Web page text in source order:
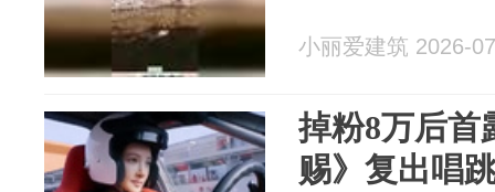
小丽爱建筑 2026-
掉粉8万后首
赐》复出唱